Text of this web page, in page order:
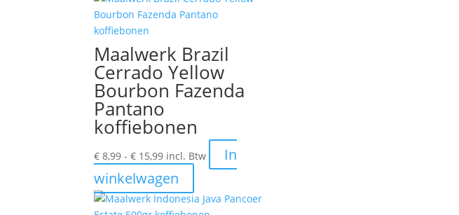
Maalwerk Brazil
Cerrado Yellow
Bourbon Fazenda
Pantano
koffiebonen
€ 8,99 - € 15,99 Prijsklasse:
€ 8,99
tot
€ 15,99
incl. Btw
In
winkelwagen
product
heeft